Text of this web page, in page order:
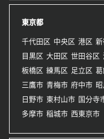
東京都
千代田区 中央区 港区 新
目黒区 大田区 世田谷区
板橋区 練馬区 足立区 葛
三鷹市 青梅市 府中市
日野市 東村山市 国分寺
多摩市 稲城市 西東京市